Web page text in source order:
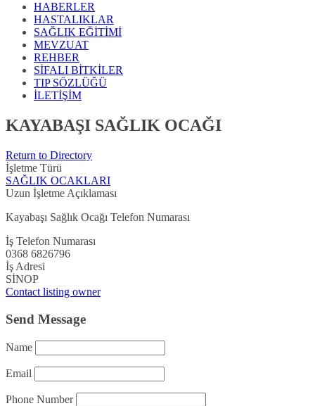
HABERLER
HASTALIKLAR
SAĞLIK EĞİTİMİ
MEVZUAT
REHBER
SİFALI BİTKİLER
TIP SÖZLÜĞÜ
İLETİŞİM
KAYABAŞI SAĞLIK OCAĞI
Return to Directory
İşletme Türü
SAĞLIK OCAKLARI
Uzun İşletme Açıklaması
Kayabaşı Sağlık Ocağı Telefon Numarası
İş Telefon Numarası
0368 6826796
İş Adresi
SİNOP
Contact listing owner
Send Message
Name
Email
Phone Number